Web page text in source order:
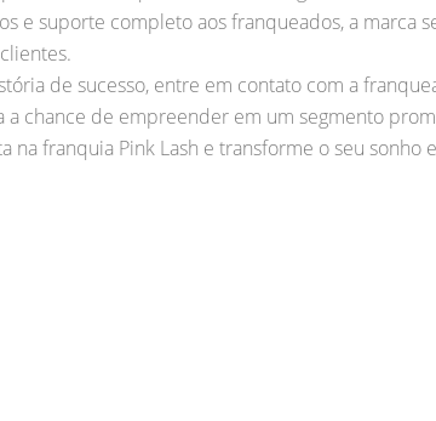
e suporte completo aos franqueados, a marca
de sucesso, entre em contato com a
chance de empreender em um segmento
franquia Pink Lash e transforme o seu sonho